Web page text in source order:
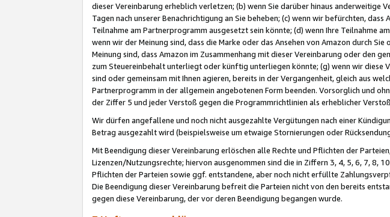
dieser Vereinbarung erheblich verletzen; (b) wenn Sie darüber hinaus anderweitige
Tagen nach unserer Benachrichtigung an Sie beheben; (c) wenn wir befürchten,
Teilnahme am Partnerprogramm ausgesetzt sein könnte; (d) wenn Ihre Teilnahme
wenn wir der Meinung sind, dass die Marke oder das Ansehen von Amazon durch
Meinung sind, dass Amazon im Zusammenhang mit dieser Vereinbarung oder den
zum Steuereinbehalt unterliegt oder künftig unterliegen könnte; (g) wenn wir diese
sind oder gemeinsam mit Ihnen agieren, bereits in der Vergangenheit, gleich aus
Partnerprogramm in der allgemein angebotenen Form beenden. Vorsorglich und
der Ziffer 5 und jeder Verstoß gegen die Programmrichtlinien als erheblicher
Wir dürfen angefallene und noch nicht ausgezahlte Vergütungen nach einer
Betrag ausgezahlt wird (beispielsweise um etwaige Stornierungen oder
Mit Beendigung dieser Vereinbarung erlöschen alle Rechte und Pflichten der
Lizenzen/Nutzungsrechte; hiervon ausgenommen sind die in Ziffern 3, 4, 5, 6, 7, 8,
Pflichten der Parteien sowie ggf. entstandene, aber noch nicht erfüllte
Die Beendigung dieser Vereinbarung befreit die Parteien nicht von den bereits
gegen diese Vereinbarung, der vor deren Beendigung begangen wurde.